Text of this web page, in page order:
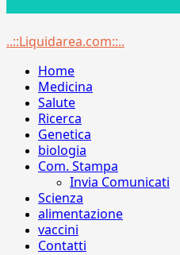
Menu
..::Liquidarea.com::..
Home
Medicina
Salute
Ricerca
Genetica
biologia
Com. Stampa
Invia Comunicati
Scienza
alimentazione
vaccini
Contatti